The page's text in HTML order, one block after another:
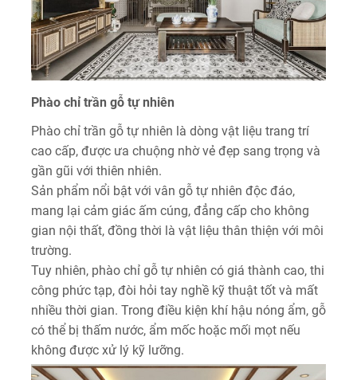
Phào chỉ trần gỗ tự nhiên
Phào chỉ trần gỗ tự nhiên là dòng vật liệu trang trí
cao cấp, được ưa chuộng nhờ vẻ đẹp sang trọng và
gần gũi với thiên nhiên.
Sản phẩm nổi bật với vân gỗ tự nhiên độc đáo,
mang lại cảm giác ấm cúng, đẳng cấp cho không
gian nội thất, đồng thời là vật liệu thân thiện với môi
trường.
Tuy nhiên, phào chỉ gỗ tự nhiên có giá thành cao, thi
công phức tạp, đòi hỏi tay nghề kỹ thuật tốt và mất
nhiều thời gian. Trong điều kiện khí hậu nóng ẩm, gỗ
có thể bị thấm nước, ẩm mốc hoặc mối mọt nếu
không được xử lý kỹ lưỡng.